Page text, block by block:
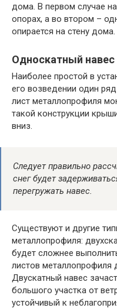
дома. В первом случае
опорах, а во втором –
опирается на стену дома.
Односкатный навес
Наиболее простой в
его возведении один
лист металлопрофиля
такой конструкции
вниз.
Следует правильно
снег будет
перегружать навес.
Существуют и другие
металлопрофиля:
будет сложнее
листов металлопрофиля
Двускатный навес
большого участка от
устойчивый к